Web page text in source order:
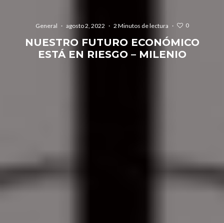
General · agosto 2, 2022 · 2 Minutos de lectura · 0
NUESTRO FUTURO ECONÓMICO
ESTÁ EN RIESGO – MILENIO